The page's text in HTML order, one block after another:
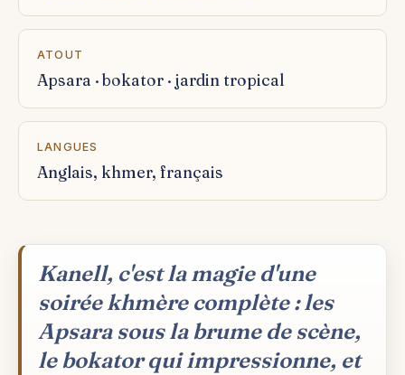
ATOUT
Apsara · bokator · jardin tropical
LANGUES
Anglais, khmer, français
Kanell, c'est la magie d'une
soirée khmère complète : les
Apsara sous la brume de scène,
le bokator qui impressionne, et